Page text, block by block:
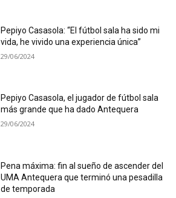
Pepiyo Casasola: “El fútbol sala ha sido mi
vida, he vivido una experiencia única”
29/06/2024
Pepiyo Casasola, el jugador de fútbol sala
más grande que ha dado Antequera
29/06/2024
Pena máxima: fin al sueño de ascender del
UMA Antequera que terminó una pesadilla
de temporada